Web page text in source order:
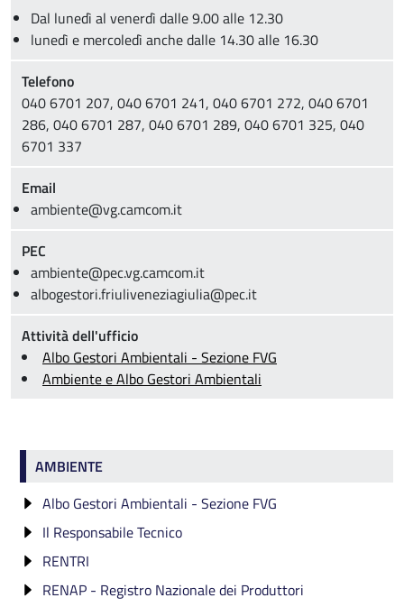
Dal lunedì al venerdì dalle 9.00 alle 12.30
lunedì e mercoledì anche dalle 14.30 alle 16.30
Telefono
040 6701 207, 040 6701 241, 040 6701 272, 040 6701
286, 040 6701 287, 040 6701 289, 040 6701 325, 040
6701 337
Email
ambiente@vg.camcom.it
PEC
ambiente@pec.vg.camcom.it
albogestori.friuliveneziagiulia@pec.it
Attività dell'ufficio
Albo Gestori Ambientali - Sezione FVG
Ambiente e Albo Gestori Ambientali
Ambiente
AMBIENTE
Albo Gestori Ambientali - Sezione FVG
Categorie di iscrizione
Categoria 1
Categoria 2 bis
Fruibilità Dati Albo
AGESTsmart
Il Responsabile Tecnico
Verifica di idoneità
Dispensa
RENTRI
RENTRI: formazione gratuita
RENAP - Registro Nazionale dei Produttori